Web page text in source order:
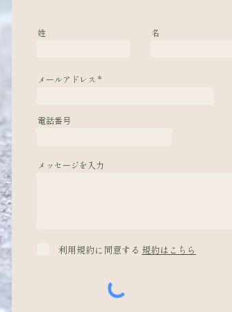
姓 名
メールアドレス
電話番号
メッセージを入力
利用規約に同意する 規約はこちら